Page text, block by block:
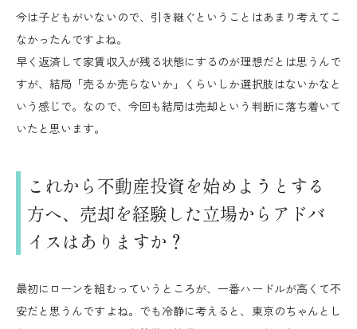
今は子どもがいないので、引き継ぐということはあまり考えてこ
なかったんですよね。
早く返済して家賃収入が残る状態にするのが理想だとは思うんで
すが、結局「売るか売らないか」くらいしか選択肢はないかなと
いう感じで。なので、今回も結局は売却という判断に落ち着いて
いたと思います。
これから不動産投資を始めようとする
方へ、売却を経験した立場からアドバ
イスはありますか？
最初にローンを組むっていうところが、一番ハードルが高くて不
安だと思うんですよね。でも冷静に考えると、東京のちゃんとし